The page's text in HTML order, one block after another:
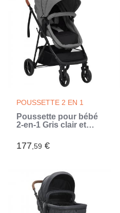
POUSSETTE 2 EN 1
Poussette pour bébé
2-en-1 Gris clair et
177,59 €